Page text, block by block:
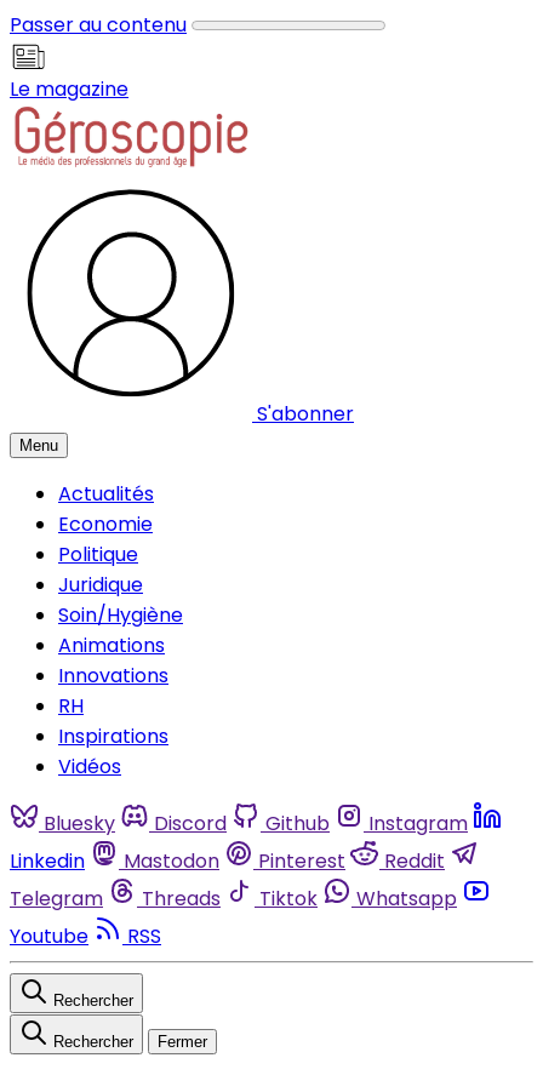
Passer au contenu
Le magazine
S'abonner
Menu
Actualités
Economie
Politique
Juridique
Soin/Hygiène
Animations
Innovations
RH
Inspirations
Vidéos
Bluesky Discord Github
Instagram
Linkedin
Mastodon Pinterest
Reddit
Telegram
Threads Tiktok
Whatsapp
Youtube
RSS
Rechercher
Rechercher Fermer
Panneau de gestion des cookies